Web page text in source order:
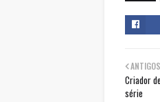
ANTIGOS
Criador
série